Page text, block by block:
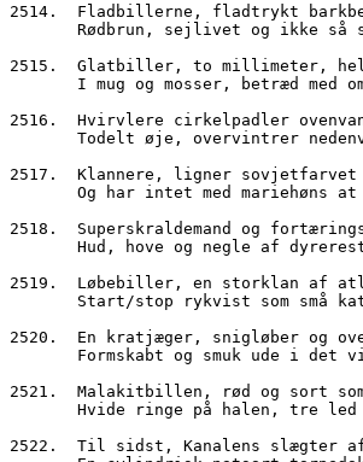
2514.  Fladbillerne, fladtrykt
Rødbrun, sejlivet og ikke så
2515.  Glatbiller, to millimeter,
I mug og mosser, betræd med
2516.  Hvirvlere cirkelpadler
Todelt øje, overvintrer
2517.  Klannere, ligner
Og har intet med mariehøns
2518.  Superskraldemand og
Hud, hove og negle af
2519.  Løbebiller, en storklan af
Start/stop rykvist som små
2520.  En kratjæger, snigløber og
Formskabt og smuk ude i det
2521.  Malakitbillen, rød og sort
Hvide ringe på halen, tre
2522.  Til sidst, Kanalens slægter